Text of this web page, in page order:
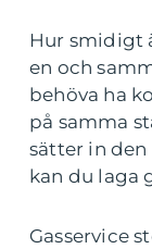
Hur smidigt
en och
behöva ha
på samma
sätter in den
kan du laga
Gasservice